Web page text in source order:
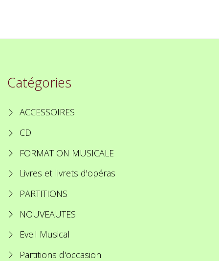
Catégories
ACCESSOIRES
CD
FORMATION MUSICALE
Livres et livrets d'opéras
PARTITIONS
NOUVEAUTES
Eveil Musical
Partitions d'occasion